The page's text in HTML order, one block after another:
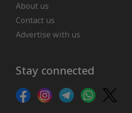
About us
Contact us
Advertise with us
Stay connected